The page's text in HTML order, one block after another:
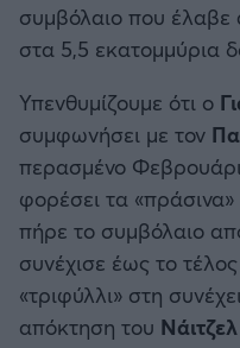
συμβόλαιο που έλαβε
στα 5,5 εκατομμύρια
Υπενθυμίζουμε ότι ο
συμφωνήσει με τον
περασμένο
φορέσει τα
πήρε το συμβόλαιο
συνέχισε έως το
«τριφύλλι» στη
απόκτηση του